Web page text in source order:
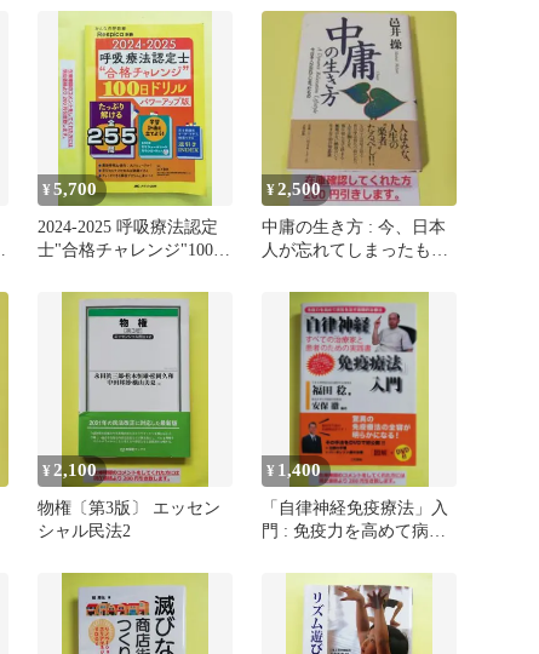
¥5,700
2024-2025 呼吸療法認定
士"合格チャレンジ"100日
¥2,500
中庸の生き方 : 今、日本
人が忘れてしまったも
¥ 2,100
物権〔第3版〕 エッセン
シャル民法2
¥ 1,400
「自律神経免疫療法」入
門 : 免疫力を高めて病気